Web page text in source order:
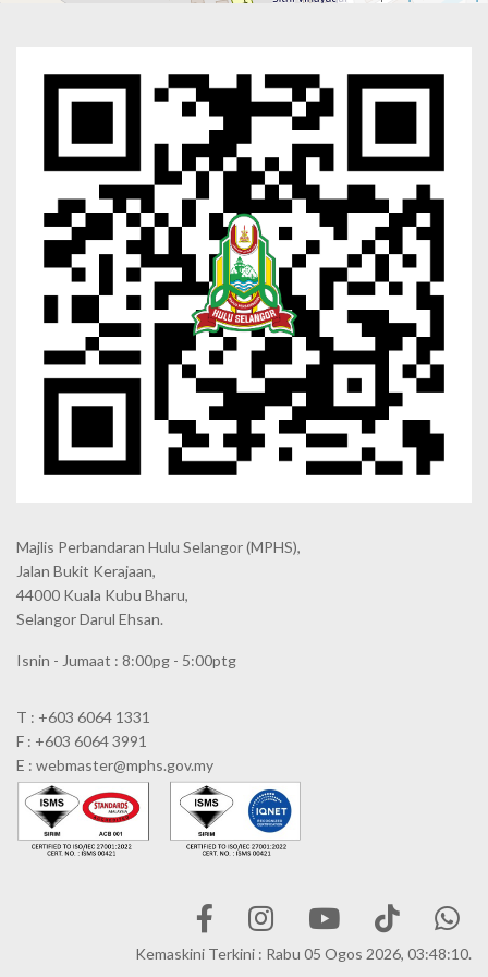
Majlis Perbandaran Hulu Selangor (MPHS),
Jalan Bukit Kerajaan,
44000 Kuala Kubu Bharu,
Selangor Darul Ehsan.
Isnin - Jumaat : 8:00pg - 5:00ptg
T : +603 6064 1331
F : +603 6064 3991
E : webmaster@mphs.gov.my
Kemaskini Terkini : Rabu 05 Ogos 2026, 03:48:10.